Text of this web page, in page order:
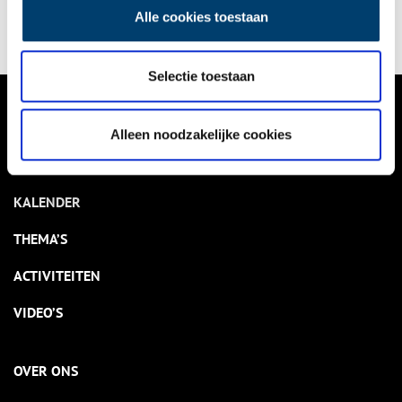
Alle cookies toestaan
Selectie toestaan
Alleen noodzakelijke cookies
NIEUWS
KALENDER
THEMA’S
ACTIVITEITEN
VIDEO’S
OVER ONS